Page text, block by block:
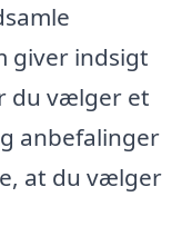
giver indsigt
du vælger et
anbefalinger
at du vælger